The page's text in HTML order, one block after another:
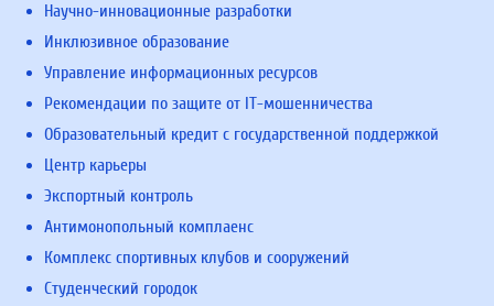
Научно-инновационные разработки
Инклюзивное образование
Управление информационных ресурсов
Рекомендации по защите от IT-мошенничества
Образовательный кредит с государственной поддержкой
Центр карьеры
Экспортный контроль
Антимонопольный комплаенс
Комплекс спортивных клубов и сооружений
Студенческий городок